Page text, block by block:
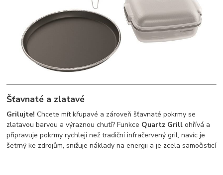
Šťavnaté a zlatavé
Grilujte! Chcete mít křupavé a zároveň šťavnaté pokrmy se
zlatavou barvou a výraznou chutí? Funkce Quartz Grill ohřívá a
připravuje pokrmy rychleji než tradiční infračervený gril, navíc je
šetrný ke zdrojům, snižuje náklady na energii a je zcela samočisticí